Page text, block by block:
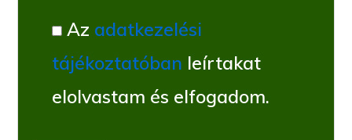
Az adatkezelési
tájékoztatóban leírtakat
elolvastam és elfogadom.